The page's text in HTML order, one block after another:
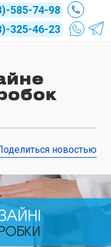
585-74-98
325-46-23
новостью